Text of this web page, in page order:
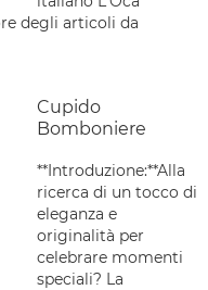
degli articoli da
Cupido
Bomboniere
**Introduzione:**Alla
ricerca di un tocco di
eleganza e
originalità per
celebrare momenti
speciali? La